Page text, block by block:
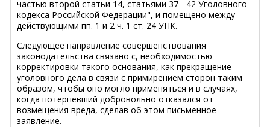
частью второй статьи 14, статьями 37 - 42 Уголовного
кодекса Российской Федерации", и помещено между
действующими пп. 1 и 2 ч. 1 ст. 24 УПК.
Следующее направление совершенствования
законодательства связано с, необходимостью
корректировки такого основания, как прекращение
уголовного дела в связи с примирением сторон таким
образом, чтобы оно могло применяться и в случаях,
когда потерпевший добровольно отказался от
возмещения вреда, сделав об этом письменное
заявление.